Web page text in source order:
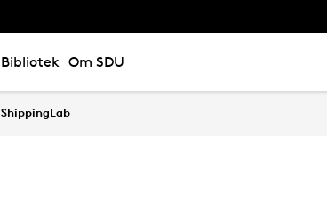
Bibliotek Om SDU
ShippingLab